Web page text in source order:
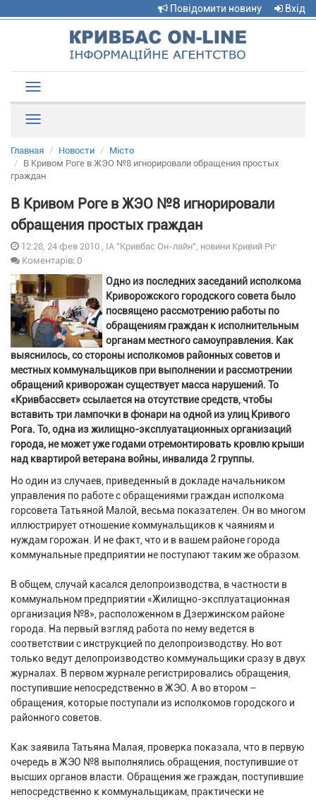
Повідомити новину Вхід
navigation
Главная Новости
Місто
В Кривом Роге в ЖЭО №8 игнорировали обращения простых
граждан
В Кривом Роге в ЖЭО №8 игнорировали
обращения простых граждан
12:28, 24 фев 2010 , ІА "Кривбас Он-лайн", новини Кривий Ріг
Коментарів: 0
Одно из последних заседаний исполкома
Криворожского городского совета было
посвящено рассмотрению работы по
обращениям граждан к исполнительным
органам местного самоуправления. Как
выяснилось, со стороны исполкомов районных советов и
местных коммунальщиков при выполнении и рассмотрении
обращений криворожан существует масса нарушений. То
«Кривбассвет» ссылается на отсутствие средств, чтобы
вставить три лампочки в фонари на одной из улиц Кривого
Рога. То, одна из жилищно-эксплуатационных организаций
города, не может уже годами отремонтировать кровлю крыши
над квартирой ветерана войны, инвалида 2 группы.
Но один из случаев, приведенный в докладе начальником
управления по работе с обращениями граждан исполкома
горсовета Татьяной Малой, весьма показателен. Он во многом
иллюстрирует отношение коммунальщиков к чаяниям и
нуждам горожан. И не факт, что и в вашем районе города
коммунальные предприятии не поступают таким же образом.
В общем, случай касался делопроизводства, в частности в
коммунальном предприятии «Жилищно-эксплуатационная
организация №8», расположенном в Дзержинском районе
города. На первый взгляд работа по нему ведется в
соответствии с инструкцией по делопроизводству. Но вот
только ведут делопроизводство коммунальщики сразу в двух
журналах. В первом журнале регистрировались обращения,
поступившие непосредственно в ЖЭО. А во втором –
обращения, которые поступали из исполкомов городского и
районного советов.
Как заявила Татьяна Малая, проверка показала, что в первую
очередь в ЖЭО №8 выполнялись обращения, поступившие от
высших органов власти. Обращения же граждан, поступившие
непосредственно к коммунальщикам, практически не